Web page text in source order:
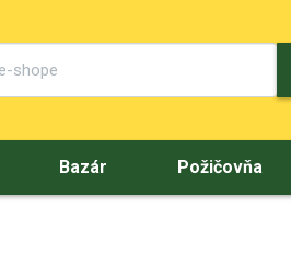
Bazár Požičovňa